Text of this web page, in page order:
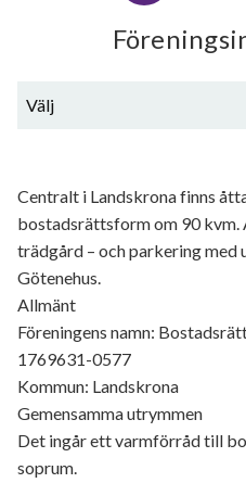
Välj
Centralt i Landskrona finns
bostadsrättsform om 90 kvm.
trädgård – och parkering
Götenehus.
Allmänt
Föreningens namn:
1769631-0577
Kommun: Landskrona
Gemensamma utrymmen
Det ingår ett varmförråd till
soprum.